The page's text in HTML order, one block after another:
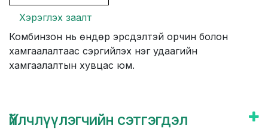
Хэрэглэх заалт
Комбинзон нь өндөр эрсдэлтэй орчин болон
хамгаалалтаас сэргийлэх нэг удаагийн
хамгаалалтын хувцас юм.
Үйлчлүүлэгчийн сэтгэгдэл